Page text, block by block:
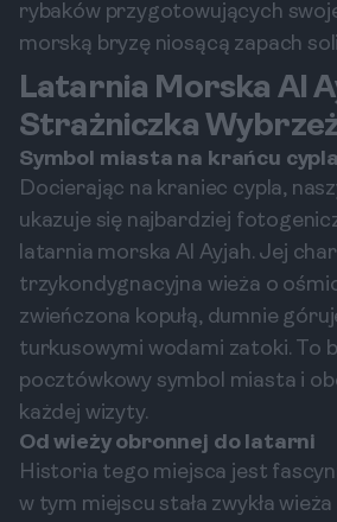
rybaków przygotowujących
morską bryzę niosącą zapach
Latarnia Morska Al
Strażniczka
Symbol miasta na krańcu cypla
Docierając na kraniec cypla,
ukazuje się najbardziej
latarnia morska Al Ayjah. Jej
trzykondygnacyjna wieża o
zwieńczona kopułą, dumnie
turkusowymi wodami zatoki. To
pocztówkowy symbol miasta i
każdej wizyty.
Od wieży obronnej do latarni
Historia tego miejsca jest
w tym miejscu stała zwykła